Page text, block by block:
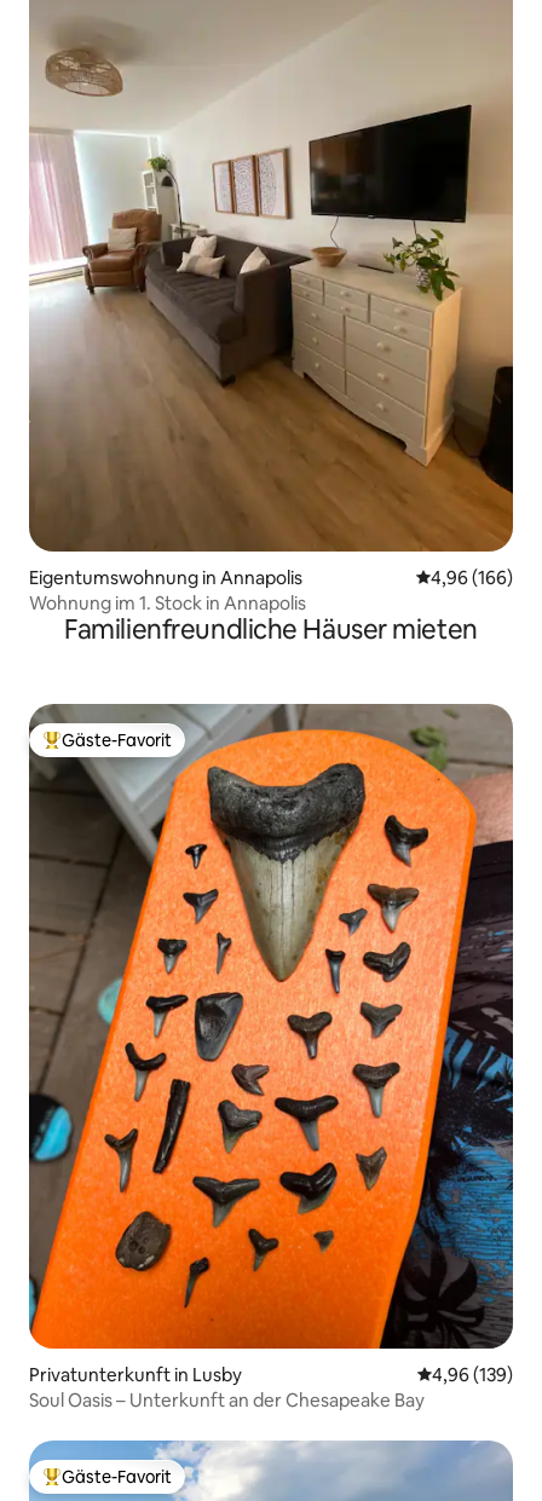
Eigentumswohnung in Annapolis
4,96 (166)
Wohnung im 1. Stock in Annapolis
Familienfreundliche Häuser mieten
Beliebter Gäste-Favorit.
Gäste-Favorit
Privatunterkunft in Lusby
4,96 (139)
Soul Oasis – Unterkunft an der Chesapeake Bay
Beliebter Gäste-Favorit.
Gäste-Favorit